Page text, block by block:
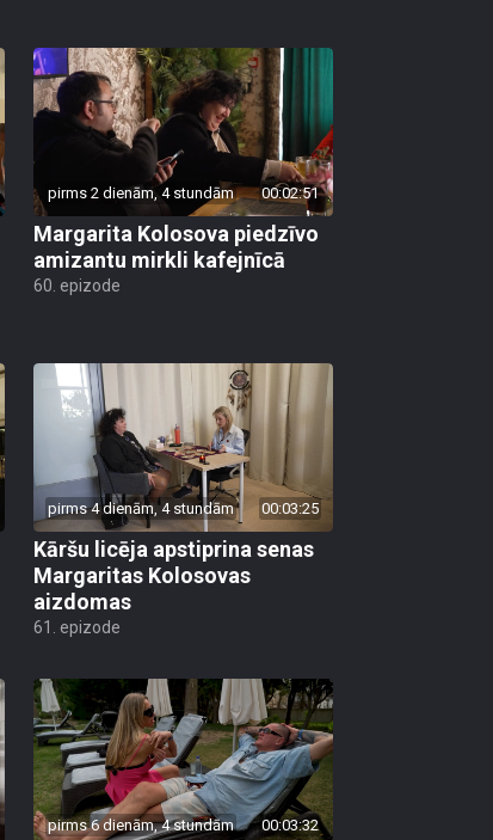
pirms 2 dienām, 4 stundām 00:02:51
Margarita Kolosova piedzīvo
amizantu mirkli kafejnīcā
60. epizode
pirms 4 dienām, 4 stundām 00:03:25
Kāršu licēja apstiprina senas
Margaritas Kolosovas
aizdomas
61. epizode
pirms 6 dienām, 4 stundām 00:03:32